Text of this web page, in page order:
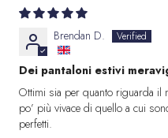
Brendan D.
Dei pantaloni estivi
Ottimi sia per quanto riguarda il
po’ più vivace di quello a cui
perfetti.